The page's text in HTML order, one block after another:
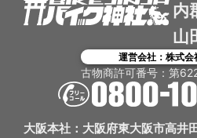
内
山
運営会社：株式会
古物商許可番号：第
大阪本社：大阪府東大阪市高井